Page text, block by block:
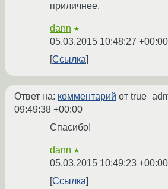
приличнее.
dann ★
05.03.2015 10:48:27 +00:00
Ссылка
Ответ на: комментарий от
09:49:38 +00:00
Спасибо!
dann ★
05.03.2015 10:49:23 +00:00
Ссылка